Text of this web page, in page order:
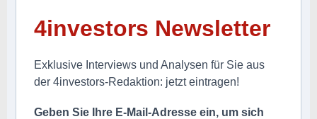
4investors Newsletter
Exklusive Interviews und Analysen für Sie aus
der 4investors-Redaktion: jetzt eintragen!
Geben Sie Ihre E-Mail-Adresse ein, um sich